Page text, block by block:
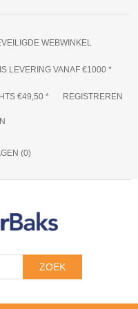
WEBWINKEL
LEVERING VANAF €1000 *
€49,50 * REGISTREREN
(0)
ZOEK